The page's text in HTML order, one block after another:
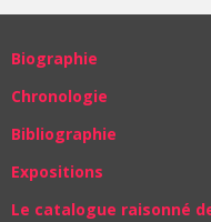
Biographie
Chronologie
Bibliographie
Expositions
Le catalogue raisonné